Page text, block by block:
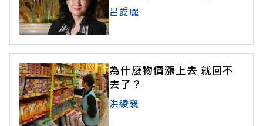
呂愛麗
為什麼物價漲上去 就回不
去了？
洪綾襄